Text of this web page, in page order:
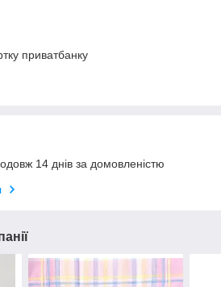
приватбанку
14 днів за домовленістю